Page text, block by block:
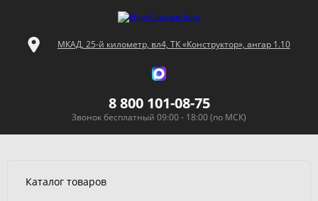
МКАД, 25-й километр, вл4, ТК «Конструктор», ангар 1.10
8 800 101-08-75
Звонок бесплатный 09:00 - 18:00 (по МСК)
Каталог товаров